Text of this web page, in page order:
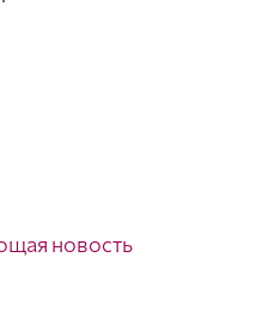
новость